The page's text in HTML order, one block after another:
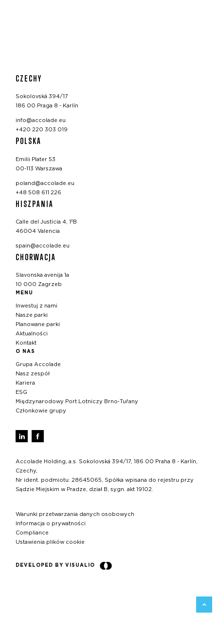
CZECHY
Sokolovská 394/17
186 00 Praga 8 - Karlín
info@accolade.eu
+420 220 303 019
POLSKA
Emilii Plater 53
00-113 Warszawa
poland@accolade.eu
+48 508 611 226
HISZPANIA
Calle del Justicia 4, 1ºB
46004 Valencia
spain@accolade.eu
CHORWACJA
Slavonska avenija 1a
10 000 Zagrzeb
MENU
Inwestuj z nami
Nasze parki
Planowane parki
Aktualności
Kontakt
O NAS
Grupa Accolade
Nasz zespół
Kariera
ESG
Międzynarodowy Port Lotniczy Brno‑Tuřany
Członkowie grupy
Accolade Holding, a.s. Sokolovská 394/17, 186 00 Praha 8 - Karlín,
Czechy,
Nr ident. podmiotu: 28645065, Spółka wpisana do rejestru przy
Sądzie Miejskim w Pradze, dział B, sygn. akt 19102.
Warunki przetwarzania danych osobowych
Informacja o prywatności
Compliance
Ustawienia plików cookie
DEVELOPED BY VISUALIO